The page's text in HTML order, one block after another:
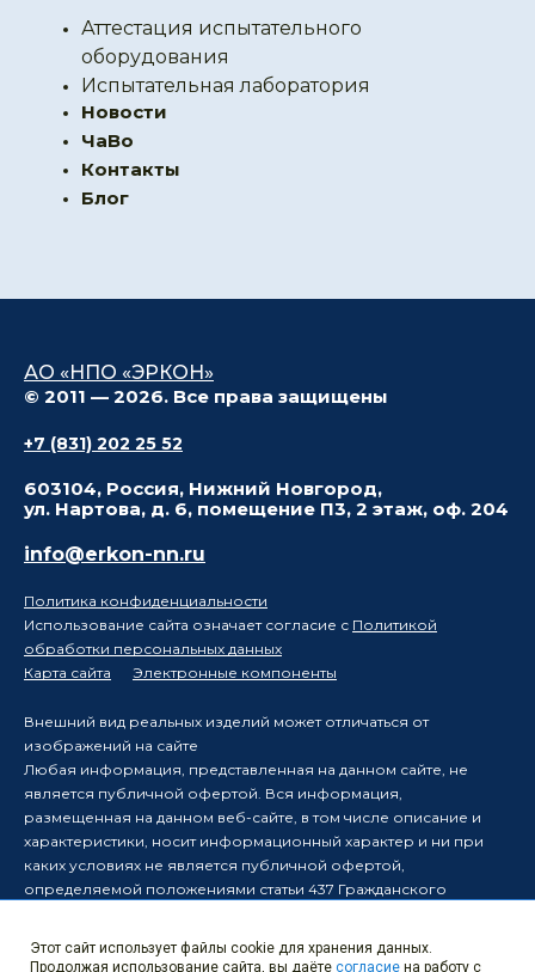
Аттестация испытательного
оборудования
Испытательная лаборатория
Новости
ЧаВо
Контакты
Блог
АО «НПО «ЭРКОН»
© 2011 — 2026. Все права защищены
+7 (831) 202 25 52
603104, Россия, Нижний Новгород,
ул. Нартова, д. 6, помещение П3, 2 этаж, оф. 204
info@erkon-nn.ru
Политика конфиденциальности
Использование сайта означает согласие с Политикой
обработки персональных данных
Карта сайта
Электронные компоненты
Внешний вид реальных изделий может отличаться от
изображений на сайте
Любая информация, представленная на данном сайте, не
является публичной офертой. Вся информация,
размещенная на данном веб-сайте, в том числе описание и
характеристики, носит информационный характер и ни при
каких условиях не является публичной офертой,
определяемой положениями статьи 437 Гражданского
Производитель оставляет за собой право в одностороннем
порядке вносить изменения в информацию, размещенную на
Этот сайт использует файлы cookie для хранения данных.
Продолжая использование сайта, вы даёте согласие на работу с